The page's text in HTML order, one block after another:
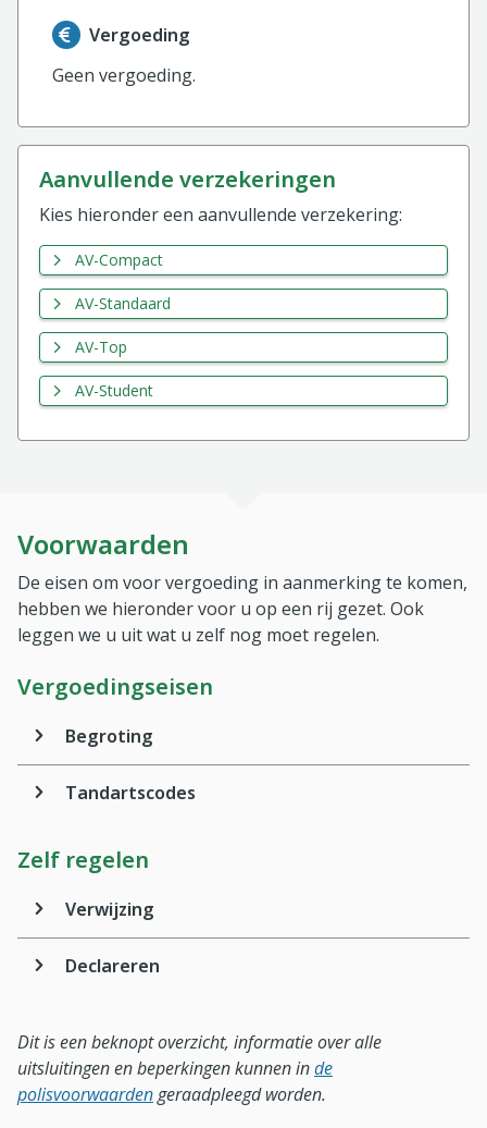
Informatie over de vergoeding van de
Vergoeding
Geen vergoeding.
aanvullende verzekeringen
Kies hieronder een aanvullende verzekering:
AV-Compact
AV-Standaard
AV-Top
AV-Student
Voorwaarden
De eisen om voor vergoeding in aanmerking te komen,
hebben we hieronder voor u op een rij gezet. Ook
leggen we u uit wat u zelf nog moet regelen.
Vergoedingseisen
Begroting
Tandartscodes
Zelf regelen
Verwijzing
Declareren
Dit is een beknopt overzicht, informatie over alle
uitsluitingen en beperkingen kunnen inde
polisvoorwaardengeraadpleegd worden.